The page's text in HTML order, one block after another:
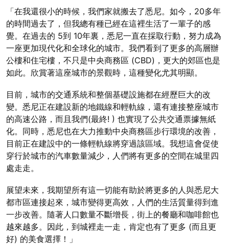
「在我還很小的時​​候，我們家就搬去了悉尼。如今，20多年
的時間過去了，但我總有種已經在這裡生活了一輩子的感
覺。在過去的 5到 10年裏，悉尼一直在採取行動，努力成為
一座更加現代化和全球化的城市。我們看到了更多的高層辦
公樓和住宅樓，不只是中央商務區 (CBD)，更大的郊區也是
如此。欣賞著這座城市的景觀時，這種變化尤其明顯。
目前，城市的交通系統和整個基礎設施都在經歷巨大的改
變。悉尼正在建設新的地鐵線和輕軌線，還有連接整座城市
的高速公路，而且我們(最終! ) 也實現了公共交通票據無紙
化。同時，悉尼也在大力推動中央商務區步行環境的改善，
目前正在建設中的一條輕軌線將穿過該區域。我想這會促使
穿行於城市的汽車數量減少，人們將有更多的空間在城里四
處走走。
展望未來，我期望所有這一切能有助於將更多的人與悉尼大
都市區連接起來，城市變得更高效，人們的生活質量得到進
一步改善。隨著人口數量不斷增長，街上的餐廳和咖啡館也
越來越多。因此，到城裡走一走，肯定也有了更多 (而且更
好) 的美食選擇！」